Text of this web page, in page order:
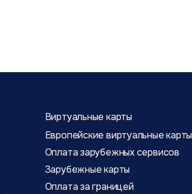
Виртуальные карты
Европейские виртуальные карты
Оплата зарубежных сервисов
Зарубежные карты
Оплата за границей